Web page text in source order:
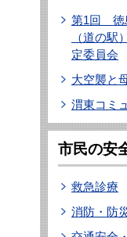
第1回 徳
（道の駅
定委員会
大空襲と
渭東コミ
市民の安
救急診療
消防・防